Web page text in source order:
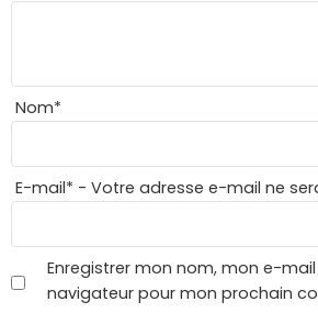
Nom*
E-mail* - Votre adresse e-mail ne
Enregistrer mon nom, mon e-
navigateur pour mon prochain